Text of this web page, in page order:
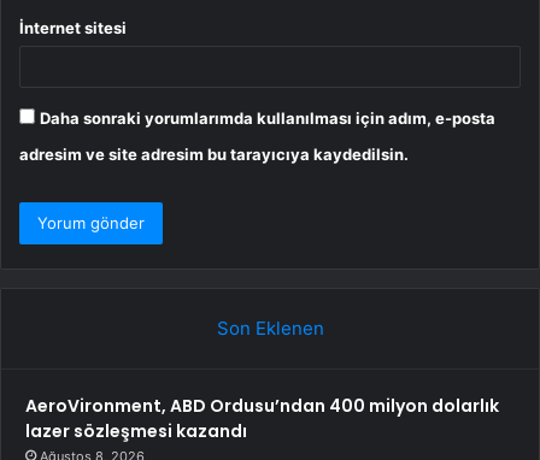
İnternet sitesi
Daha sonraki yorumlarımda kullanılması için adım, e-posta
adresim ve site adresim bu tarayıcıya kaydedilsin.
Son Eklenen
AeroVironment, ABD Ordusu’ndan 400 milyon dolarlık
lazer sözleşmesi kazandı
Ağustos 8, 2026